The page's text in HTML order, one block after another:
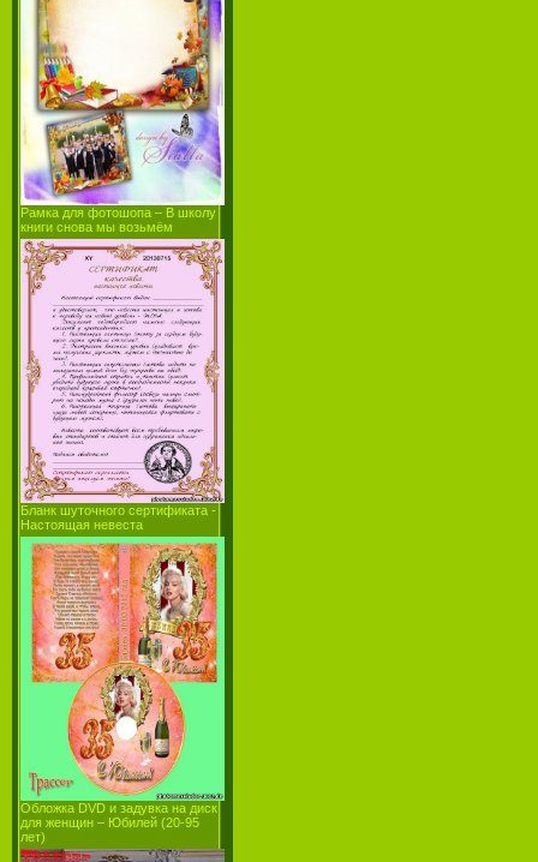
Рамка для фотошопа – В школу
книги снова мы возьмём
Бланк шуточного сертификата -
Настоящая невеста
Обложка DVD и задувка на диск
для женщин – Юбилей (20-95
лет)